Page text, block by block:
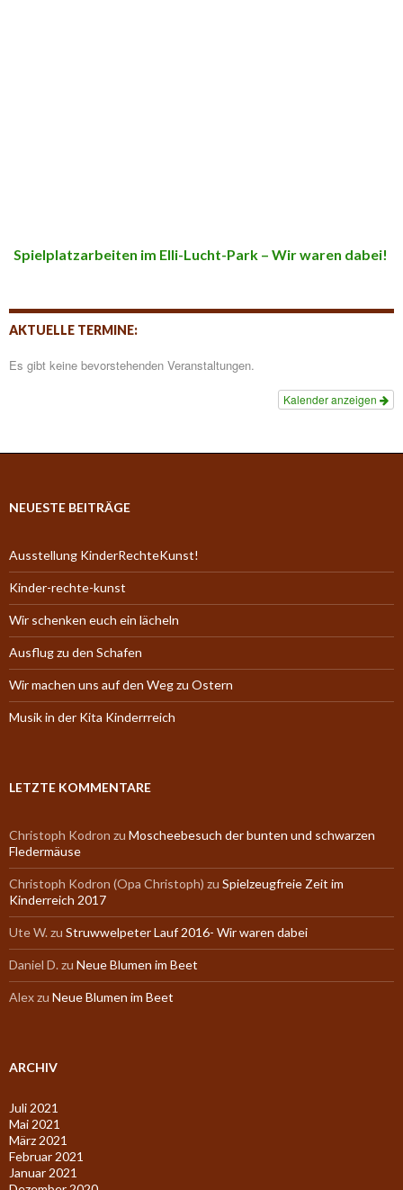
Spielplatzarbeiten im Elli-Lucht-Park – Wir waren dabei!
AKTUELLE TERMINE:
Es gibt keine bevorstehenden Veranstaltungen.
Kalender anzeigen
NEUESTE BEITRÄGE
Ausstellung KinderRechteKunst!
Kinder-rechte-kunst
Wir schenken euch ein lächeln
Ausflug zu den Schafen
Wir machen uns auf den Weg zu Ostern
Musik in der Kita Kinderrreich
LETZTE KOMMENTARE
Christoph Kodron zu Moscheebesuch der bunten und schwarzen
Fledermäuse
Christoph Kodron (Opa Christoph) zu Spielzeugfreie Zeit im
Kinderreich 2017
Ute W.zu Struwwelpeter Lauf 2016- Wir waren dabei
Daniel D.zu Neue Blumen im Beet
Alexzu Neue Blumen im Beet
ARCHIV
Juli 2021
Mai 2021
März 2021
Februar 2021
Januar 2021